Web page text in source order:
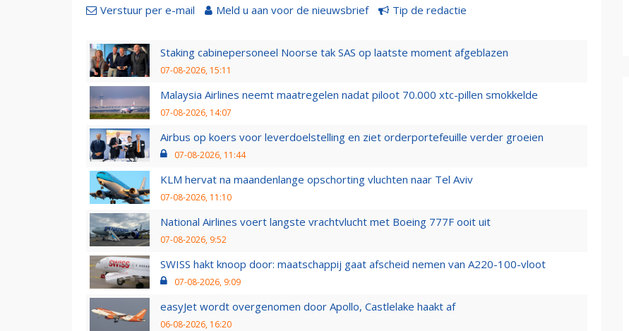
Verstuur per e-mail Meld u aan voor de nieuwsbrief Tip de redactie
Staking cabinepersoneel Noorse tak SAS op laatste moment afgeblazen
07-08-2026, 15:11
Malaysia Airlines neemt maatregelen nadat piloot 70.000 xtc-pillen smokkelde
07-08-2026, 14:07
Airbus op koers voor leverdoelstelling en ziet orderportefeuille verder groeien
07-08-2026, 11:44
KLM hervat na maandenlange opschorting vluchten naar Tel Aviv
07-08-2026, 11:10
National Airlines voert langste vrachtvlucht met Boeing 777F ooit uit
07-08-2026, 9:52
SWISS hakt knoop door: maatschappij gaat afscheid nemen van A220-100-vloot
07-08-2026, 9:09
easyJet wordt overgenomen door Apollo, Castlelake haakt af
06-08-2026, 16:20